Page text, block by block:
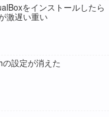
をインストールしたら
激遅い重い
の設定が消えた